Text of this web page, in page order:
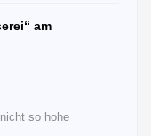
am
so hohe